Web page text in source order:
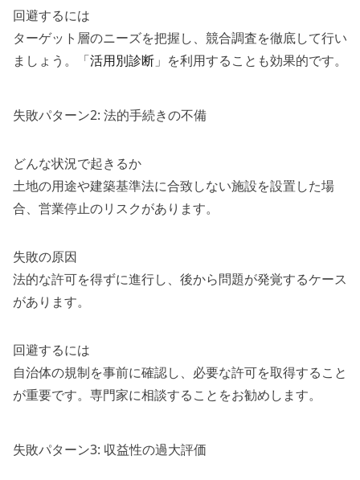
回避するには
ターゲット層のニーズを把握し、競合調査を徹底して行い
ましょう。「活用別診断 」を利用することも効果的です。
失敗パターン2: 法的手続きの不備
どんな状況で起きるか
土地の用途や建築基準法に合致しない施設を設置した場
合、営業停止のリスクがあります。
失敗の原因
法的な許可を得ずに進行し、後から問題が発覚するケース
があります。
回避するには
自治体の規制を事前に確認し、必要な許可を取得すること
が重要です。専門家に相談することをお勧めします。
失敗パターン3: 収益性の過大評価